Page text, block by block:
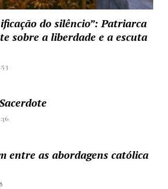
do silêncio”: Patriarca
sobre a liberdade e a escuta
entre as abordagens católica